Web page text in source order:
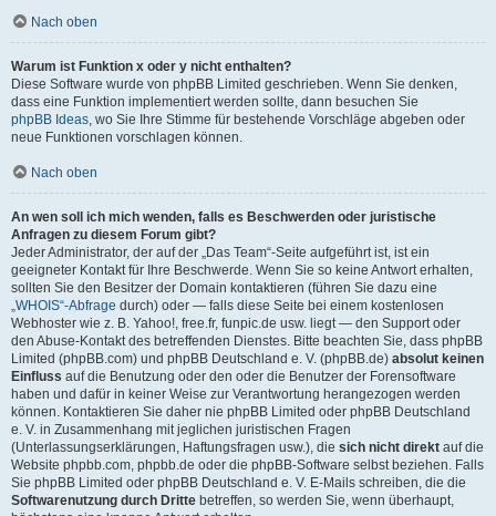
Nach oben
Warum ist Funktion x oder y nicht enthalten?
Diese Software wurde von phpBB Limited geschrieben. Wenn Sie denken,
dass eine Funktion implementiert werden sollte, dann besuchen Sie
phpBB Ideas, wo Sie Ihre Stimme für bestehende Vorschläge abgeben oder
neue Funktionen vorschlagen können.
Nach oben
An wen soll ich mich wenden, falls es Beschwerden oder juristische
Anfragen zu diesem Forum gibt?
Jeder Administrator, der auf der „Das Team“-Seite aufgeführt ist, ist ein
geeigneter Kontakt für Ihre Beschwerde. Wenn Sie so keine Antwort erhalten,
sollten Sie den Besitzer der Domain kontaktieren (führen Sie dazu eine
„WHOIS“-Abfrage durch) oder — falls diese Seite bei einem kostenlosen
Webhoster wie z. B. Yahoo!, free.fr, funpic.de usw. liegt — den Support oder
den Abuse-Kontakt des betreffenden Dienstes. Bitte beachten Sie, dass phpBB
Limited (phpBB.com) und phpBB Deutschland e. V. (phpBB.de) absolut keinen
Einfluss auf die Benutzung oder den oder die Benutzer der Forensoftware
haben und dafür in keiner Weise zur Verantwortung herangezogen werden
können. Kontaktieren Sie daher nie phpBB Limited oder phpBB Deutschland
e. V. in Zusammenhang mit jeglichen juristischen Fragen
(Unterlassungserklärungen, Haftungsfragen usw.), die sich nicht direkt auf die
Website phpbb.com, phpbb.de oder die phpBB-Software selbst beziehen. Falls
Sie phpBB Limited oder phpBB Deutschland e. V. E-Mails schreiben, die die
Softwarenutzung durch Dritte betreffen, so werden Sie, wenn überhaupt,